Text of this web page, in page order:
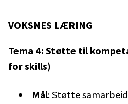
VOKSNES LÆRING
Tema 4: Støtte til
for skills)
Mål: Støtte